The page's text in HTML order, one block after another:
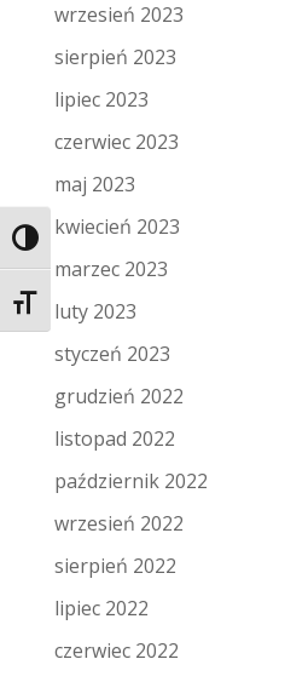
Toggle High Contrast
Toggle Font size
wrzesień 2023
sierpień 2023
lipiec 2023
czerwiec 2023
maj 2023
kwiecień 2023
marzec 2023
luty 2023
styczeń 2023
grudzień 2022
listopad 2022
październik 2022
wrzesień 2022
sierpień 2022
lipiec 2022
czerwiec 2022